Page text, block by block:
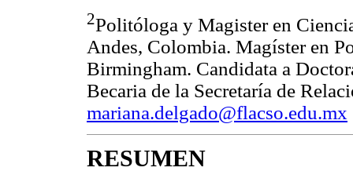
2Politóloga y Magister en
Andes, Colombia. Magíster en
Birmingham. Candidata a
Becaria de la Secretaría de
mariana.delgado@flacso.edu.mx
RESUMEN